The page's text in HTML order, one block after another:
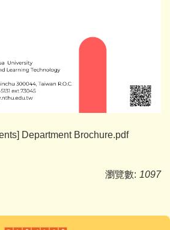
Department Brochure.pdf
瀏覽數: 1097